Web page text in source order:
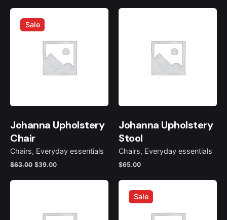
Sale
Johanna Upholstery
Chair
Chairs Everyday essentials
$63.00 $39.00
Johanna Upholstery
Stool
Chairs Everyday essentials
$65.00
Sale